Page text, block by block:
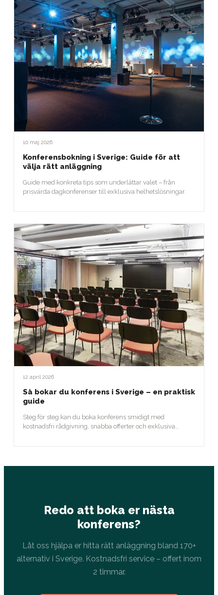
10 maj 2026
Konferensbokning i Sverige: Guide för att
välja rätt anläggning
Guide med konkreta tips som underlättar valet – från
prisvärda dagkonferenser till exklusiva helhetslösningar.
12 april 2026
Så bokar du konferens i Sverige – en praktisk
guide
Steg för steg kan du boka konferens smidigt med
kostnadsfri rådgivning, snabba offerter och exklusiva
Redo att boka er nästa
konferens?
Låt oss hjälpa er hitta rätt anläggning bland 170+
alternativ i Sverige. Kostnadsfri service – offert inom
2 timmar.